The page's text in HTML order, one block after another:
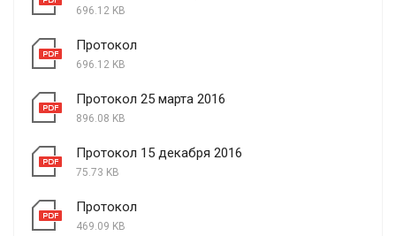
696.12 KB
Протокол
696.12 KB
Протокол 25 марта 2016
896.08 KB
Протокол 15 декабря 2016
75.73 KB
Протокол
469.09 KB